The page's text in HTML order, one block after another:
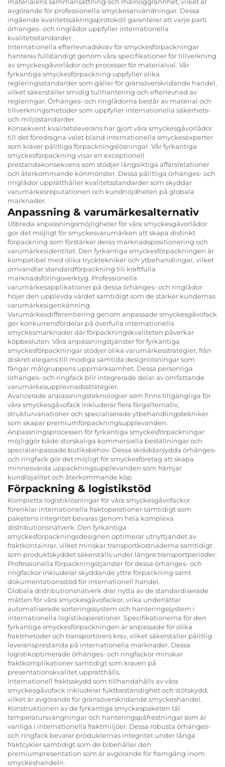
avgörande för professionella smyckesanvändningar. Dessa
ingående kvalitetssäkringsprotokoll garanterar att varje parti
örhänges- och ringlådor uppfyller internationella
kvalitetsstandarder.
Internationella efterlevnadskrav för smyckesförpackningar
hanteras fullständigt genom våra specifikationer för tillverkning
av smyckesgåvorlådor och processer för materialval. Vår
fyrkantiga smyckesförpackning uppfyller olika
regleringsstandarder som gäller för gränsöverskridande handel,
vilket säkerställer smidig tullhantering och efterlevnad av
regleringar. Örhänges- och ringlådorna består av material och
tillverkningsmetoder som uppfyller internationella säkerhets-
och miljöstandarder.
Konsekvent kvalitetsleverans har gjort våra smyckesgåvorlådor
till det föredragna valet bland internationella smyckesexperter
som kräver pålitliga förpackningslösningar. Vår fyrkantiga
smyckesförpackning visar en exceptionell
prestandakonsekvens som stödjer långsiktiga affärsrelationer
och återkommande könmönster. Dessa pålitliga örhänges- och
ringlådor upprätthåller kvalitetsstandarder som skyddar
varumärkesreputationen och kundnöjdheten på globala
marknader.
Anpassning & varumärkesalternativ
Utbreda anpassningsmöjligheter för våra smyckesgåvorlådor
gör det möjligt för smyckesvarumärken att skapa distinkt
förpackning som förstärker deras marknadspositionering och
varumärkesidentitet. Den fyrkantiga smyckesförpackningen är
kompatibel med olika trycktekniker och ytbehandlingar, vilket
omvandlar standardförpackning till kraftfulla
marknadsföringsverktyg. Professionella
varumärkesapplikationer på dessa örhänges- och ringlådor
höjer den upplevda värdet samtidigt som de stärker kundernas
varumärkesigenkänning.
Varumärkesdifferentiering genom anpassade smyckesgåvofack
ger konkurrensfördelar på överfulla internationella
smyckesmarknader där förpackningskvaliteten påverkar
köpbesluten. Våra anpassningstjänster för fyrkantiga
smyckesförpackningar stödjer olika varumärkesstrategier, från
diskret elegans till modiga samtida designlösningar som
fångar målgruppens uppmärksamhet. Dessa personliga
örhänges- och ringfack blir integrerade delar av omfattande
varumärkesupplevnadsstrategier.
Avancerade anpassningsteknologier som finns tillgängliga för
våra smyckesgåvofack inkluderar flera färgalternativ,
strukturvariationer och specialiserade ytbehandlingstekniker
som skapar premiumförpackningsupplevanden.
Anpassningsprocessen för fyrkantiga smyckesförpackningar
möjliggör både storskaliga kommersiella beställningar och
specialanpassade butiksbehov. Dessa skräddarsydda örhänges-
och ringfack gör det möjligt för smyckesföretag att skapa
minnesvärda uppackningsupplevanden som främjar
kundlojalitet och återkommande köp.
Förpackning & logistikstöd
Kompletta logistiklösningar för våra smyckesgåvofackor
förenklar internationella fraktoperationer samtidigt som
paketens integritet bevaras genom hela komplexa
distributionsnätverk. Den fyrkantiga
smyckesförpackningsdesignen optimerar utnyttjandet av
fraktkontainrar, vilket minskar transportkostnaderna samtidigt
som produktskyddet säkerställs under längre transportperioder.
Professionella förpackningstjänster för dessa örhänges- och
ringfackor inkluderar skyddande yttre förpackning samt
dokumentationsstöd för internationell handel.
Globala distributionsnätverk drar nytta av de standardiserade
måtten för våra smyckesgåvofackor, vilka underlättar
automatiserade sorteringssystem och hanteringssystem i
internationella logistikoperationer. Specifikationerna för den
fyrkantiga smyckesförpackningen är anpassade för olika
fraktmetoder och transportörers krav, vilket säkerställer pålitlig
leveransprestanda på internationella marknader. Dessa
logistikoptimerade örhänges- och ringfackor minskar
fraktkomplikationer samtidigt som kraven på
presentationskvalitet upprätthålls.
Internationell fraktsskydd som tillhandahålls av våra
smyckesgåvofack inkluderar fuktbeständighet och stötskydd,
vilket är avgörande för gränsöverskridande smyckeshandel.
Konstruktionen av de fyrkantiga smyckespaketen tål
temperatursvängningar och hanteringspåfrestningar som är
vanliga i internationella fraktmiljöer. Dessa robusta örhänges-
och ringfack bevarar produkternas integritet under långa
fraktcykler samtidigt som de bibehåller den
premiumpresentation som är avgörande för framgång inom
smyckeshandeln.